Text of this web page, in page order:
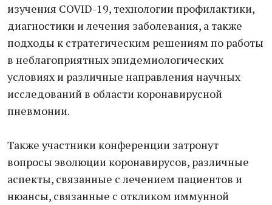
изучения COVID-19, технологии профилактики,
диагностики и лечения заболевания, а также
подходы к стратегическим решениям по работы
в неблагоприятных эпидемиологических
условиях и различные направления научных
исследований в области коронавирусной
пневмонии.
Также участники конференции затронут
вопросы эволюции коронавирусов, различные
аспекты, связанные с лечением пациентов и
нюансы, связанные с откликом иммунной